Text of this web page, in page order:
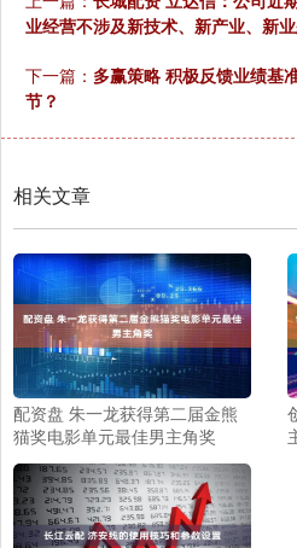
业经营不涉及新技术、新产业、新
下一篇： 多赢策略 积极反馈业绩基
节？
相关文章
配资盘 朱一龙获得第二届金熊
猫奖电影单元最佳男主角奖